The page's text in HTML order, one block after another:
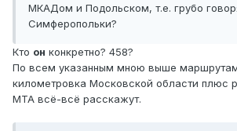
МКАДом и Подольском, т.е. грубо
Симферопольки?
Кто он конкретно? 458?
По всем указанным мною выше
километровка Московской области плюс
МТА всё-всё расскажут.